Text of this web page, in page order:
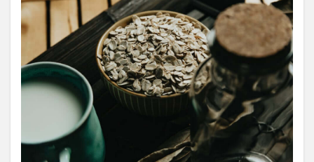
1.1
そも
オー
ツミ
ルク
って
何？
オー
ツミ